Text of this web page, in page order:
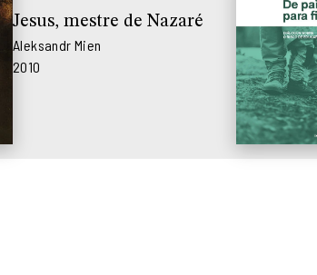
Jesus, mestre de Nazaré
Aleksandr Mien
2010